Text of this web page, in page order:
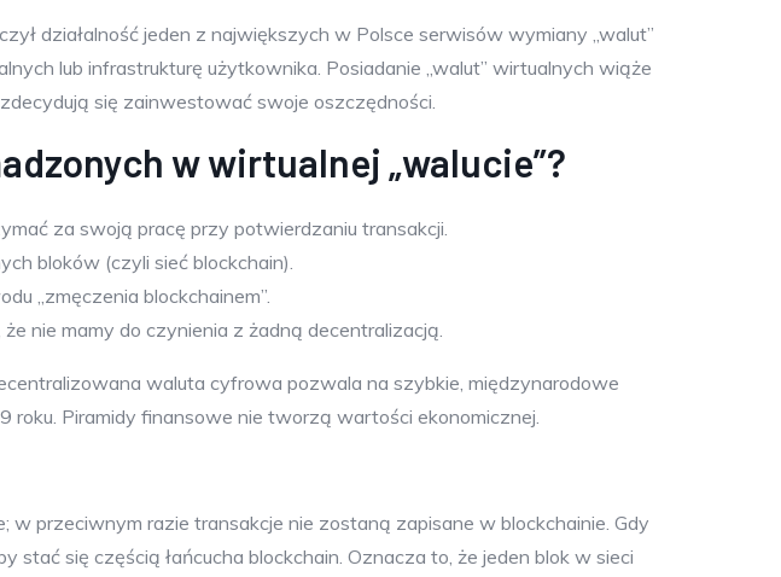
działalność jeden z największych w Polsce serwisów wymiany „walut”
lub infrastrukturę użytkownika. Posiadanie „walut” wirtualnych wiąże
się zainwestować swoje oszczędności.
w wirtualnej „walucie”?
za swoją pracę przy potwierdzaniu transakcji.
bloków (czyli sieć blockchain).
„zmęczenia blockchainem”.
nie mamy do czynienia z żadną decentralizacją.
waluta cyfrowa pozwala na szybkie, międzynarodowe
Piramidy finansowe nie tworzą wartości ekonomicznej.
przeciwnym razie transakcje nie zostaną zapisane w blockchainie. Gdy
stać się częścią łańcucha blockchain. Oznacza to, że jeden blok w sieci